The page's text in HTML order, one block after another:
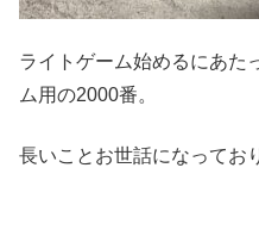
ライトゲーム始めるにあた
ム用の2000番。
長いことお世話になってお